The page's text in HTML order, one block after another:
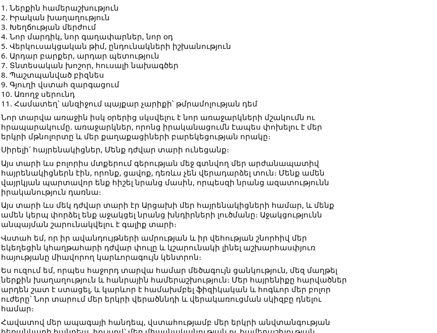
1. Ներքին համերաշխություն
2. Իրական խաղաղություն
3. Խեղճության մերժում
4. Նոր մարդիկ, նոր գաղափարներ, նոր օդ
5. Վերկուսակցական թիմ, ընդունակների իշխանություն
6. Արդար բարքեր, արդար պետություն
7. Տնտեսական խոշոր, հուսալի նախագծեր
8. Պաշտպանված բիզնես
9. Գյուղի վստահ զարգացում
10. Առողջ սերունդ
11. Համատեղ՝ անզիջում պայքար չարիքի՝ թմրամոլության դեմ
Նոր տարվա առաջին իսկ օրերից սկսվելու է նոր առաջարկների մշակումն ու
հրապարակումը. առաջարկներ, որոնց իրականացումն էապես փոխելու է մեր
երկրի մթնոլորտը և մեր քաղաքացիների բարեկեցության որակը։
Սիրելի´ հայրենակիցներ, Մենք դժվար տարի ունեցանք։
Այս տարի ևս բոլորիս մտքերում գերության մեջ գտնվող մեր արժանապատիվ
հայրենակիցներն էին, որոնք, ցավոք, դեռևս չեն վերադարձել տուն։ Մենք ամեն
վայրկյան պարտավոր ենք հիշել նրանց մասին, որպեսզի նրանց ազատությունն
իրականություն դառնա։
Այս տարի ևս մեկ դժվար տարի էր Արցախի մեր հայրենակիցների համար, և մենք
ամեն կերպ փորձել ենք աջակցել նրանց խնդիրների լուծմանը։ Աջակցությունն
անպայման շարունակվելու է գալիք տարի։
Վստահ եմ, որ իր ավանդույթների ամրության և իր վեհության շնորհիվ մեր
եկեղեցին կհաղթահարի դժվար փուլը և կշարունակի լինել աշխարհասփյուռ
հայությանը միավորող կարևորագույն կենտրոն։
Ես ուզում եմ, որպես հաջորդ տարվա համար մեծագույն ցանկություն, մեզ մաղթել
ներքին խաղաղություն և հանրային համերաշխություն։ Մեր հայրենիքը հարվածներ
արդեն շատ է ստացել, և կարևոր է համախմբել ֆիզիկական և հոգևոր մեր բոլոր
ուժերը՝ Նոր տարում մեր երկրի վերածննդի և վերակառուցման սկիզբը դնելու
համար։
Հավատով մեր ապագայի հանդեպ, վստահությամբ մեր երկրի անվտանգության